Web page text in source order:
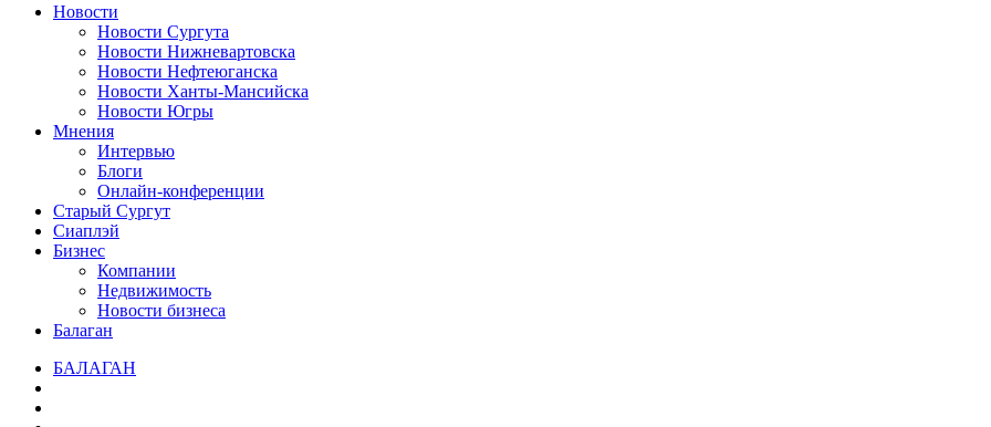
Новости
Новости Сургута
Новости Нижневартовска
Новости Нефтеюганска
Новости Ханты-Мансийска
Новости Югры
Мнения
Интервью
Блоги
Онлайн-конференции
Старый Сургут
Сиаплэй
Бизнес
Компании
Недвижимость
Новости бизнеса
Балаган
БАЛАГАН